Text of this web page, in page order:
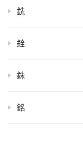
銑
銓
銖
銘